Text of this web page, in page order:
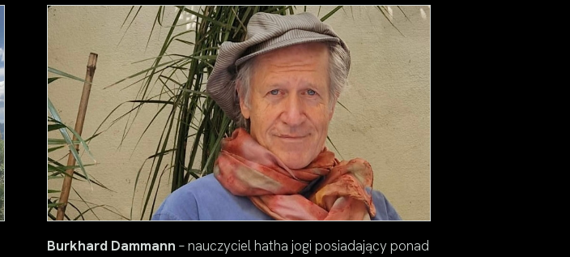
Burkhard Dammann – nauczyciel hatha jogi posiadający ponad